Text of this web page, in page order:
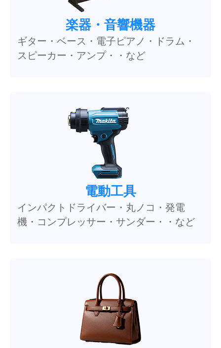
楽器・音響機器
ギター・ベース・電子ピアノ・ドラム・
スピーカー・アンプ・・など
電動工具
インパクトドライバー・丸ノコ・発電
機・コンプレッサー・サンダー・・など